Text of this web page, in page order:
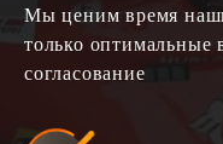
Мы ценим время
только оптимальные
согласование